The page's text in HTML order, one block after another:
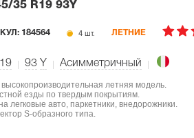
35 R19 93Y
184564 4 шт. ЛЕТНИЕ
93 Y Асимметричный
летняя модель.
езды по твердым покрытиям.
легковые авто, паркетники, внедорожники.
S-образного типа.